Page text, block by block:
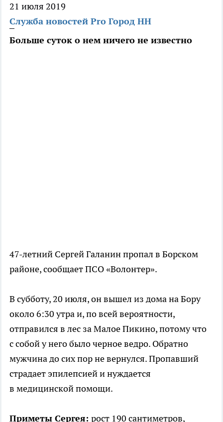
21 июля 2019
Служба новостей Pro Город НН
Больше суток о нем ничего не известно
47-летний Сергей Галанин пропал в Борском
районе, сообщает ПСО «Волонтер».
В субботу, 20 июля, он вышел из дома на Бору
около 6:30 утра и, по всей вероятности,
отправился в лес за Малое Пикино, потому что
с собой у него было черное ведро. Обратно
мужчина до сих пор не вернулся. Пропавший
страдает эпилепсией и нуждается
в медицинской помощи.
Приметы Сергея: рост 190 сантиметров,